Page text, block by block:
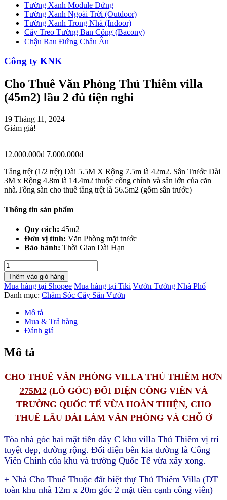
Tường Xanh Module Đứng
Tường Xanh Ngoài Trời (Outdoor)
Tường Xanh Trong Nhà (Indoor)
Cây Treo Tường Ban Công (Bacony)
Chậu Rau Đứng Châu Âu
Công ty KNK
Cho Thuê Văn Phòng Thủ Thiêm villa
(45m2) lầu 2 đủ tiện nghi
19 Tháng 11, 2024
Giảm giá!
12.000.000₫ 7.000.000₫
Tầng trệt (1/2 trệt) Dài 5.5M X Rộng 7.5m là 42m2. Sân Trước Dài
3M x Rộng 4.8m là 14.4m2 thuộc cổng chính và sân lớn của căn
nhà.Tổng sàn cho thuê tầng trệt là 56.5m2 (gồm sân trước)
Thông tin sản phẩm
Quy cách: 45m2
Đơn vị tính: Văn Phòng mặt trước
Bảo hành: Thời Gian Dài Hạn
Cho
Thuê
Văn
Phòng
Thủ
Thiêm
villa
(45m2)
2
đủ
nghi
số
lượng
Thêm vào giỏ hàng
Mua hàng tại Shopee Mua hàng tại Tiki Vườn Tường Nhà Phố
Danh mục: Chăm Sóc Cây Sân Vườn
Mô tả
Mua & Trả hàng
Đánh giá
Mô tả
CHO THUÊ VĂN PHÒNG VILLA THỦ THIÊM HƠN
275M2(LÔ GÓC) ĐỐI DIỆN CÔNG VIÊN VÀ
TRƯỜNG QUỐC TẾ VỪA HOÀN THIỆN, CHO
THUÊ LÂU DÀI LÀM VĂN PHÒNG VÀ CHỖ Ở
Tòa nhà góc hai mặt tiền dãy C khu villa Thủ Thiêm vị trí
tuyệt đẹp, đường rộng. Đối diện bên kia đường là Công
Viên Chính của khu và trường Quốc Tế vừa xây xong.
+ Nhà Cho Thuê Thuộc đất biệt thự Thủ Thiêm Villa (DT
toàn khu nhà 12m x 20m góc 2 mặt tiền cạnh công viên)